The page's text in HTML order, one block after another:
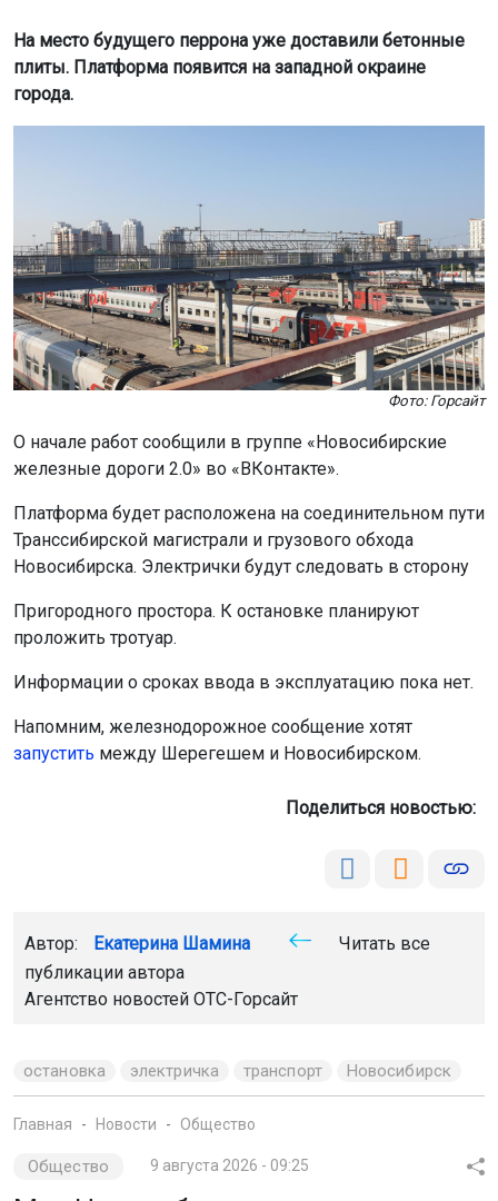
На место будущего перрона уже доставили бетонные
плиты. Платформа появится на западной окраине
города.
Фото: Горсайт
О начале работ сообщили в группе «Новосибирские
железные дороги 2.0» во «ВКонтакте».
Платформа будет расположена на соединительном пути
Транссибирской магистрали и грузового обхода
Новосибирска. Электрички будут следовать в сторону
Пригородного простора. К остановке планируют
проложить тротуар.
Информации о сроках ввода в эксплуатацию пока нет.
Напомним, железнодорожное сообщение хотят
запустить между Шерегешем и Новосибирском.
Поделиться новостью:
Автор: Екатерина Шамина
Читать все
публикации автора
Агентство новостей ОТС-Горсайт
остановка электричка транспорт Новосибирск
Главная Новости Общество
Общество 9 августа 2026 - 09:25